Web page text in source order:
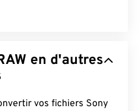
vos fichiers Sony